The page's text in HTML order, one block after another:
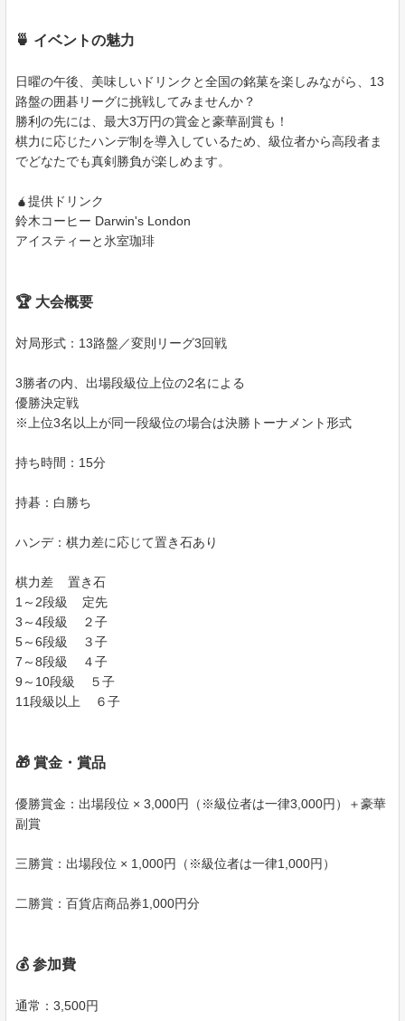
🍵 イベントの魅力
日曜の午後、美味しいドリンクと全国の銘菓を楽しみながら、13
路盤の囲碁リーグに挑戦してみませんか？
勝利の先には、最大3万円の賞金と豪華副賞も！
棋力に応じたハンデ制を導入しているため、級位者から高段者ま
でどなたでも真剣勝負が楽しめます。
🧉提供ドリンク
鈴木コーヒー Darwin's London
アイスティーと氷室珈琲
🏆 大会概要
対局形式：13路盤／変則リーグ3回戦
3勝者の内、出場段級位上位の2名による
優勝決定戦
※上位3名以上が同一段級位の場合は決勝トーナメント形式
持ち時間：15分
持碁：白勝ち
ハンデ：棋力差に応じて置き石あり
棋力差 置き石
1～2段級 定先
3～4段級 ２子
5～6段級 ３子
7～8段級 ４子
9～10段級 ５子
11段級以上 ６子
🎁 賞金・賞品
優勝賞金：出場段位 × 3,000円（※級位者は一律3,000円）＋豪華
副賞
三勝賞：出場段位 × 1,000円（※級位者は一律1,000円）
二勝賞：百貨店商品券1,000円分
💰 参加費
通常：3,500円